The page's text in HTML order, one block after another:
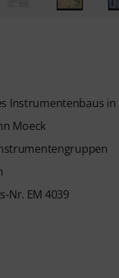
Instrumentenbaus
Moeck
Nr. EM 4039